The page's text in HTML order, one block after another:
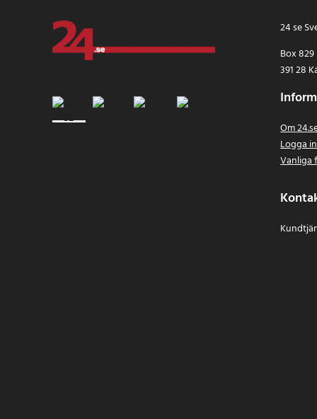
24 se
Box 829
391 28
Om
Logga in
Vanliga